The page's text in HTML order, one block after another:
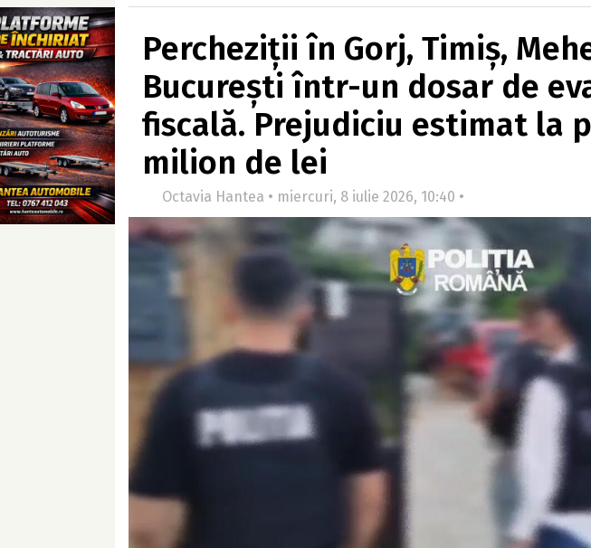
Percheziții în Gorj, Timiș,
București într-un dosar de
fiscală. Prejudiciu estimat la
milion de lei
Octavia Hantea • miercuri, 8 iulie 2026, 10:40 •